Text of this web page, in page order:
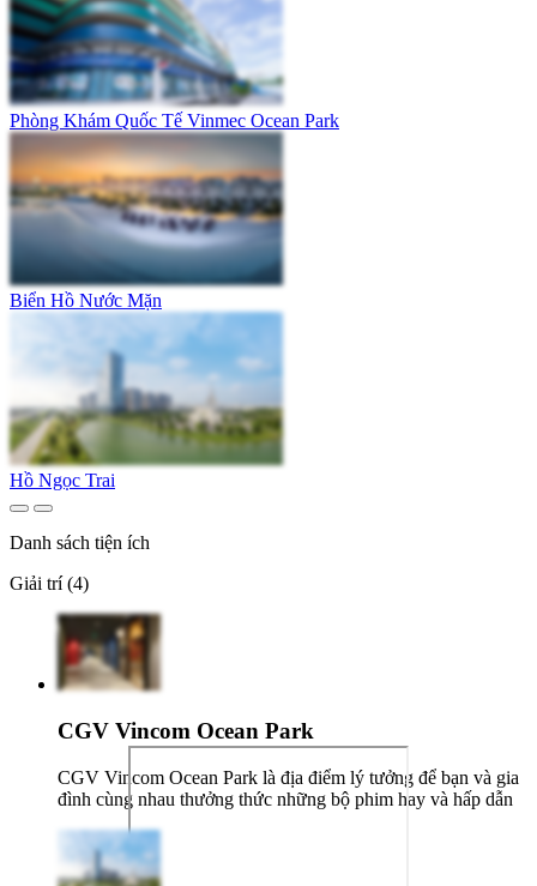
Phòng Khám Quốc Tế Vinmec Ocean Park
Biển Hồ Nước Mặn
Hồ Ngọc Trai
Danh sách tiện ích
Giải trí (4)
CGV Vincom Ocean Park
CGV Vincom Ocean Park là địa điểm lý tưởng để bạn và gia
đình cùng nhau thưởng thức những bộ phim hay và hấp dẫn